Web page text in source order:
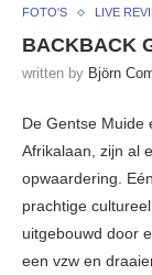
FOTO'S LIVE
BACKBACK
written by Björn
De Gentse Muide
Afrikalaan, zijn al
opwaardering.
prachtige
uitgebouwd door
een vzw en